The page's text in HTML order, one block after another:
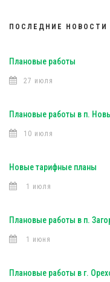
ПОСЛЕДНИЕ НОВОСТИ
Плановые работы
27 июля
Плановые работы в п.
10 июля
Новые тарифные планы
1 июля
Плановые работы в п.
1 июня
Плановые работы в г.